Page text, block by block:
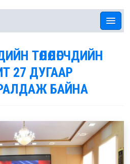
ТӨЛӨӨЛӨГЧДИЙН
27 ДУГААР
БАЙНА